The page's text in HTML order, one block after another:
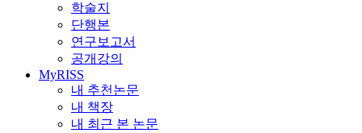
학술지
단행본
연구보고서
공개강의
MyRISS
내 추천논문
내 책장
내 최근 본 논문